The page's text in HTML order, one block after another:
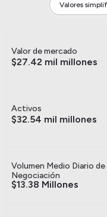
Valores
Valor de mercado
$27.42 mil millones
Activos
$32.54 mil millones
Volumen Medio Diario de
Negociación
$13.38 Millones